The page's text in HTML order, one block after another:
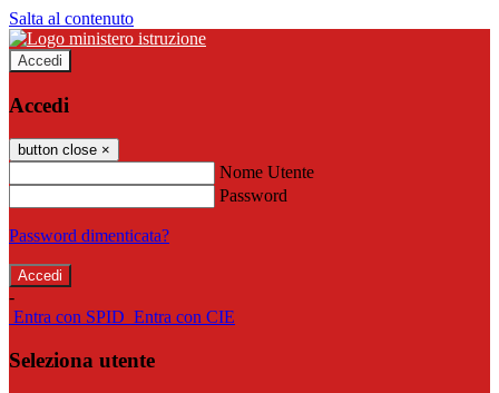
Salta al contenuto
Accedi
Accedi
button close ×
Nome Utente
Password
Password dimenticata?
-
Entra con SPID Entra con CIE
Seleziona utente